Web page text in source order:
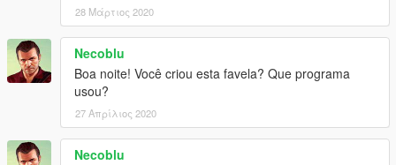
28 Μάρτιος 2020
Necoblu
Boa noite! Você criou esta favela? Que programa
usou?
27 Απρίλιος 2020
Necoblu